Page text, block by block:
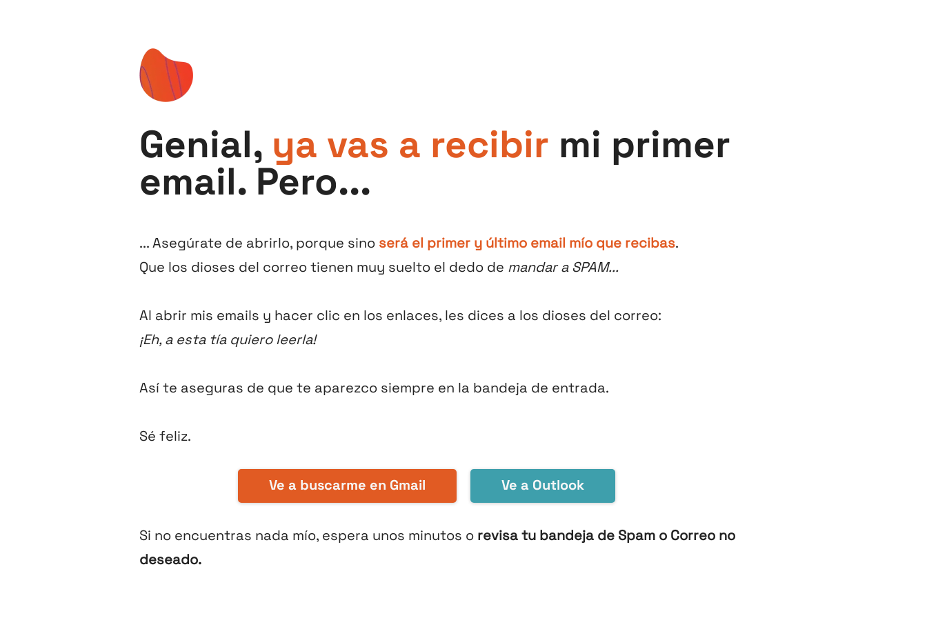
Genial, ya vas a recibir mi primer
email. Pero...
... Asegúrate de abrirlo, porque sino será el primer y último email mío que recibas.
Que los dioses del correo tienen muy suelto el dedo de mandar a SPAM...
Al abrir mis emails y hacer clic en los enlaces, les dices a los dioses del correo:
¡Eh, a esta tía quiero leerla!
Así te aseguras de que te aparezco siempre en la bandeja de entrada.
Sé feliz.
Ve a buscarme en Gmail Ve a Outlook
Si no encuentras nada mío, espera unos minutos o revisa tu bandeja de Spam o Correo no
deseado.